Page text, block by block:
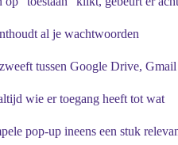
al je wachtwoorden
tussen Google Drive,
wie er toegang heeft tot wat
pop-up ineens een stuk